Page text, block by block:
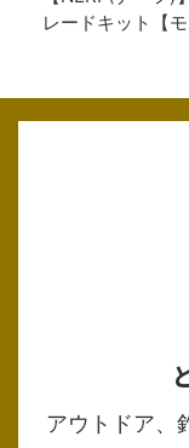
タンススコープ、折
バイポッド、ロング
レードキット【モ
アウトドア、